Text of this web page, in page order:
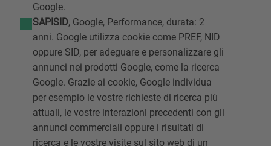
Google.
SAPISID, Google, Performance, durata: 2
anni. Google utilizza cookie come PREF, NID
oppure SID, per adeguare e personalizzare gli
annunci nei prodotti Google, come la ricerca
Google. Grazie ai cookie, Google individua
per esempio le vostre richieste di ricerca più
attuali, le vostre interazioni precedenti con gli
annunci commerciali oppure i risultati di
ricerca e le vostre visite sul sito web di un